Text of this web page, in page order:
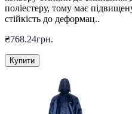
поліестеру, тому має
стійкість до деформац..
₴768.24грн.
Купити